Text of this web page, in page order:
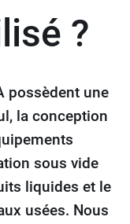
?
possèdent une
la conception
sous vide
liquides et le
usées. Nous